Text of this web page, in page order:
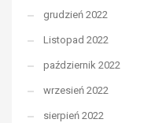
grudzień 2022
Listopad 2022
październik 2022
wrzesień 2022
sierpień 2022